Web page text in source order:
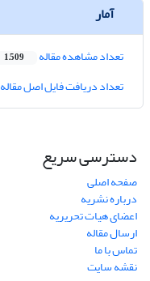
آمار
تعداد مشاهده مقاله 1,509
تعداد دریافت فایل اصل مقاله
دسترسی سریع
صفحه اصلی
درباره نشریه
اعضای هیات تحریریه
ارسال مقاله
تماس با ما
نقشه سایت